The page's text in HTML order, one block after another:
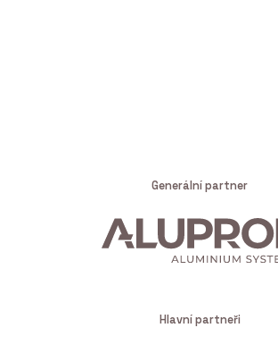
Generální partner
Hlavní partneři